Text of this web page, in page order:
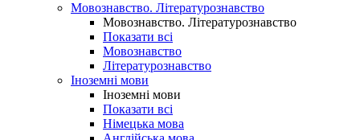
Мовознавство. Літературознавство
Мовознавство. Літературознавство
Показати всі
Мовознавство
Літературознавство
Іноземні мови
Іноземні мови
Показати всі
Німецька мова